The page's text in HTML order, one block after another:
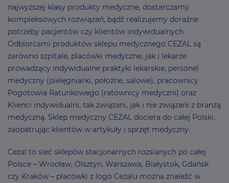
najwyższej klasy produkty medyczne, dostarczamy
kompleksowych rozwiązań, bądź realizujemy doraźne
potrzeby pacjentów czy klientów indywidualnych.
Odbiorcami produktów sklepu medycznego CEZAL są
zarówno szpitale, placówki medyczne, jak i lekarze
prowadzący indywidualne praktyki lekarskie, personel
medyczny (pielęgniarki, położne, salowe), pracownicy
Pogotowia Ratunkowego (ratownicy medyczni) oraz
Klienci indywidualni, tak związani, jak i nie związani z branżą
medyczną. Sklep medyczny CEZAL dociera do całej Polski,
zaopatrując klientów w artykuły i sprzęt medyczny.
Cezal to sieć sklepów stacjonarnych rozsianych po całej
Polsce – Wrocław, Olsztyn, Warszawa, Białystok, Gdańsk
czy Kraków – placówki z logo Cezalu można znaleźć w